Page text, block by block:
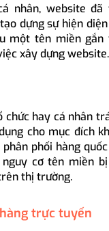
nhân, website đã
dựng sự hiện
một tên miền gắn
xây dựng website.
chức hay cá nhân
cho mục đích
phối hàng
cơ tên miền
thị trường.
trực tuyến